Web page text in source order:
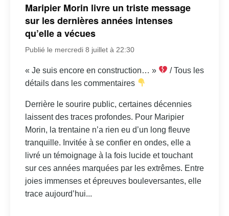
Maripier Morin livre un triste message
sur les dernières années intenses
qu’elle a vécues
Publié le mercredi 8 juillet à 22:30
« Je suis encore en construction… »
/ Tous les
détails dans les commentaires
Derrière le sourire public, certaines décennies
laissent des traces profondes. Pour Maripier
Morin, la trentaine n’a rien eu d’un long fleuve
tranquille. Invitée à se confier en ondes, elle a
livré un témoignage à la fois lucide et touchant
sur ces années marquées par les extrêmes. Entre
joies immenses et épreuves bouleversantes, elle
trace aujourd’hui...